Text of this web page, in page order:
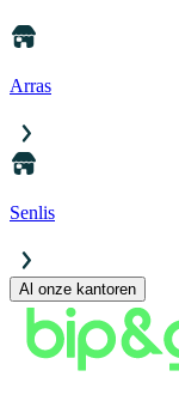
Arras
Senlis
Al onze kantoren